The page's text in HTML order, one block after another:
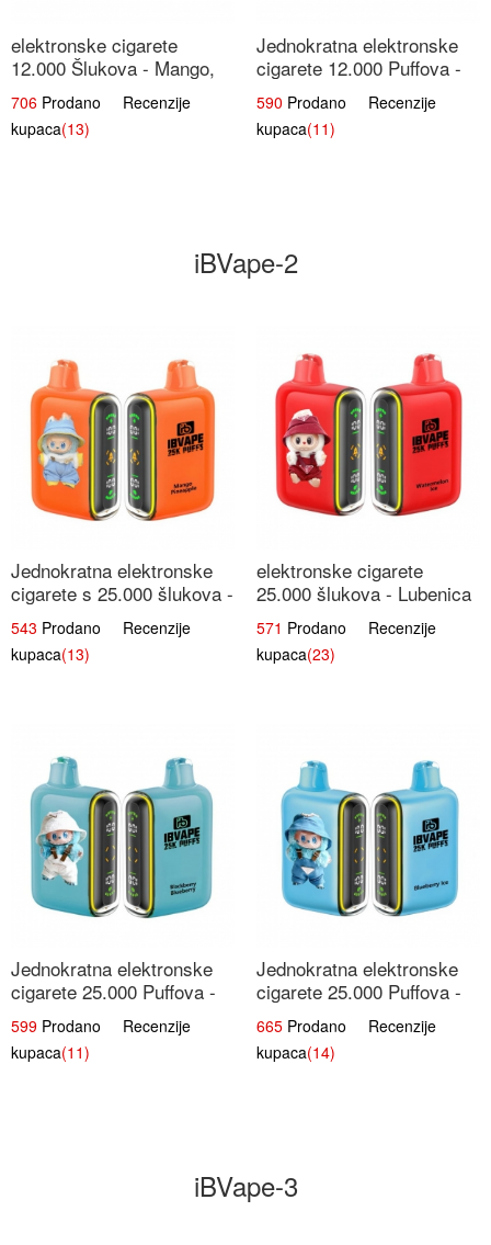
elektronske cigarete
12.000 Šlukova - Mango,
Ananas, Breskva | Tropska
Voćna Mješavina
706 Prodano Recenzije
kupaca(13)
Jednokratna elektronske
cigarete 12.000 Puffova -
Ananas i Kokos Sladoled |
Tropski Desert
590 Prodano Recenzije
kupaca(11)
iBVape-2
Jednokratna elektronske
cigarete s 25.000 šlukova -
Mango & Ananas |
Egzotična Voćna
Mješavina
543 Prodano Recenzije
kupaca(13)
elektronske cigarete
25.000 šlukova - Lubenica
Led | Osježavajući Ljetni
Okus
571 Prodano Recenzije
kupaca(23)
Jednokratna elektronske
cigarete 25.000 Puffova -
Kupina & Borovnica |
Šumska Voćna Mješavina
599 Prodano Recenzije
kupaca(11)
Jednokratna elektronske
cigarete 25.000 Puffova -
Jagodni Sladoled |
Kremasta Slatka Okus
665 Prodano Recenzije
kupaca(14)
iBVape-3